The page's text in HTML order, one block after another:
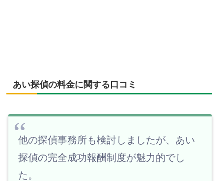
あい探偵の料金に関する口コミ
他の探偵事務所も検討しましたが、あい
探偵の完全成功報酬制度が魅力的でし
た。